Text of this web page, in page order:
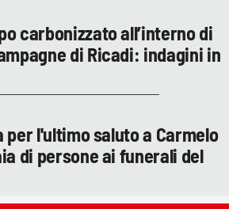
carbonizzato all’interno di
di Ricadi: indagini in
l'ultimo saluto a Carmelo
di persone ai funerali del